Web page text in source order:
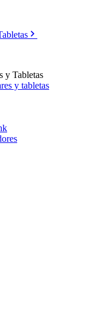
y Tabletas
y tabletas